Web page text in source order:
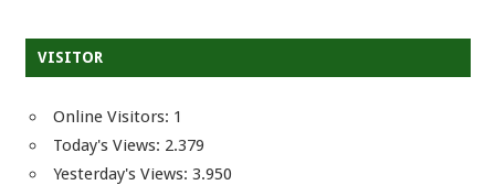
VISITOR
Online Visitors: 1
Today's Views: 2.379
Yesterday's Views: 3.950